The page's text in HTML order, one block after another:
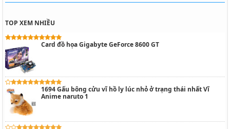
TOP XEM NHIỀU
Card đồ họa Gigabyte GeForce 8600 GT
1694 Gấu bông cửu vĩ hồ ly lúc nhỏ ở trạng thái nhất Vĩ
Anime naruto 1